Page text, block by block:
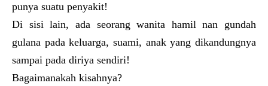
punya suatu penyakit!
Di sisi lain, ada seorang wanita hamil nan gundah
gulana pada keluarga, suami, anak yang dikandungnya
sampai pada diriya sendiri!
Bagaimanakah kisahnya?